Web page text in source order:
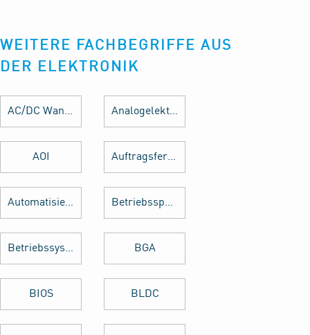
WEITERE FACHBEGRIFFE AUS
DER ELEKTRONIK
AC/DC Wandler Analogelektronik
AOI Auftragsfertigung
Automatisierung Betriebsspannung
Betriebssystem BGA
BIOS BLDC